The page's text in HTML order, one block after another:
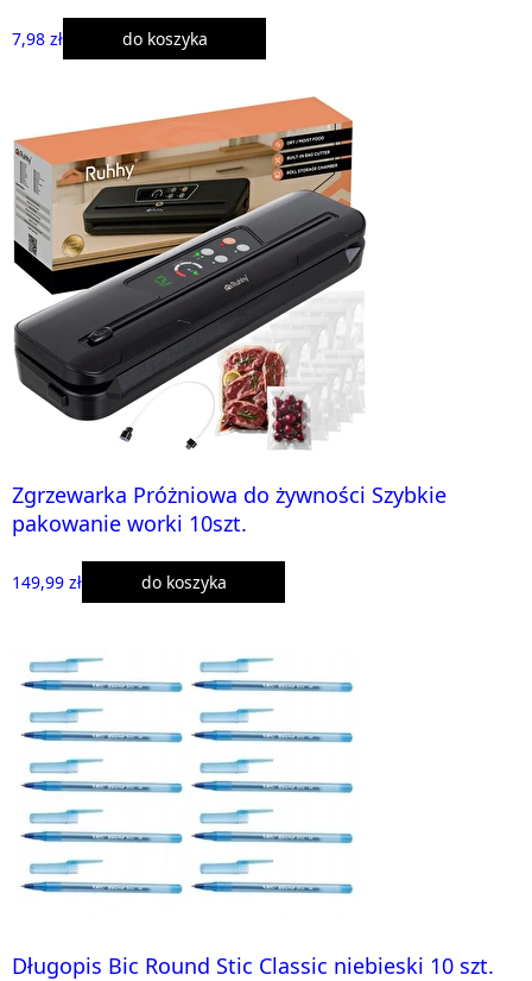
7,98 zł do koszyka
Zgrzewarka Próżniowa do żywności Szybkie
pakowanie worki 10szt.
149,99 zł do koszyka
Długopis Bic Round Stic Classic niebieski 10 szt.